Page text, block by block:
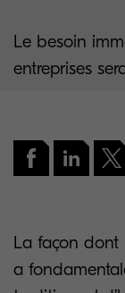
Le besoin
entreprises
La façon dont
a